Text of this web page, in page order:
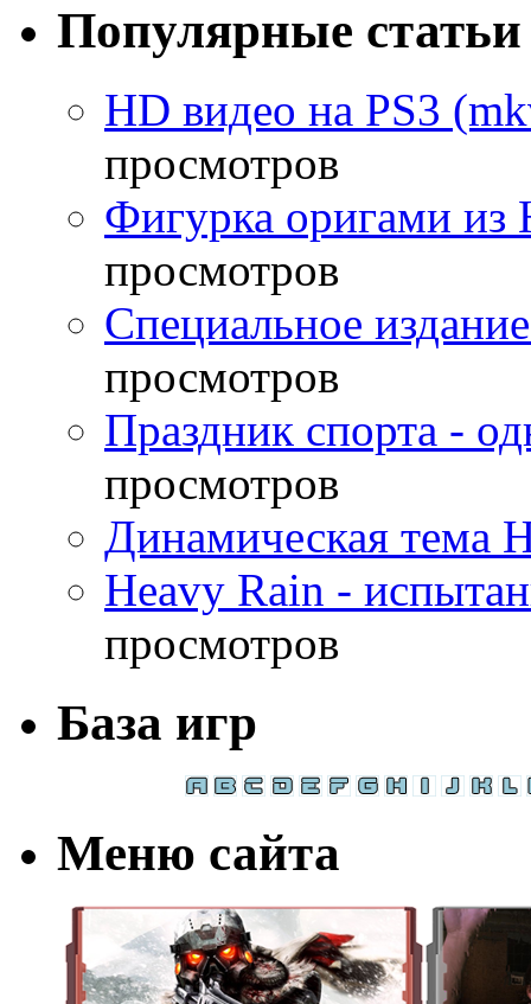
Популярные статьи
HD видео на PS3
просмотров
Фигурка оригами из
просмотров
Специальное
просмотров
Праздник спорта -
просмотров
Динамическая тема
Heavy Rain -
просмотров
База игр
Меню сайта